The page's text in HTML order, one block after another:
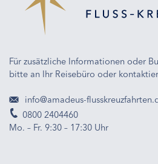
Für zusätzliche Informationen oder
bitte an Ihr Reisebüro oder
info@amadeus-
0800 2404460
Mo. – Fr. 9:30 – 17:30 Uhr